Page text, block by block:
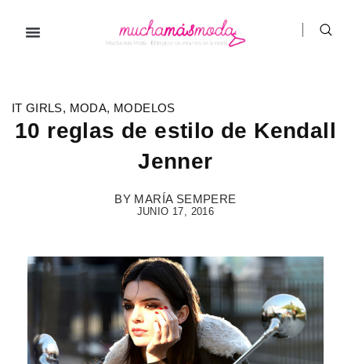
contenido
IT GIRLS, MODA, MODELOS
10 reglas de estilo de Kendall
Jenner
BY MARÍA SEMPERE
JUNIO 17, 2016